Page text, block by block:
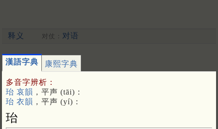
释义 对仗： 对语
漢語字典 康熙字典
多音字辨析：
珆 哀韻 ，平声 (tāi)：
珆 衣韻 ，平声 (yí)：
珆